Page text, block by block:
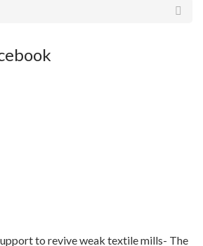
to revive weak textile mills- The